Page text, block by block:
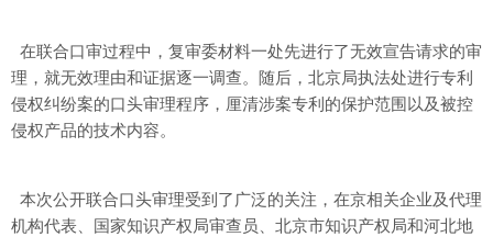
在联合口审过程中，复审委材料一处先进行了无效宣告请求的审
理，就无效理由和证据逐一调查。随后，北京局执法处进行专利
侵权纠纷案的口头审理程序，厘清涉案专利的保护范围以及被控
侵权产品的技术内容。
本次公开联合口头审理受到了广泛的关注，在京相关企业及代理
机构代表、国家知识产权局审查员、北京市知识产权局和河北地